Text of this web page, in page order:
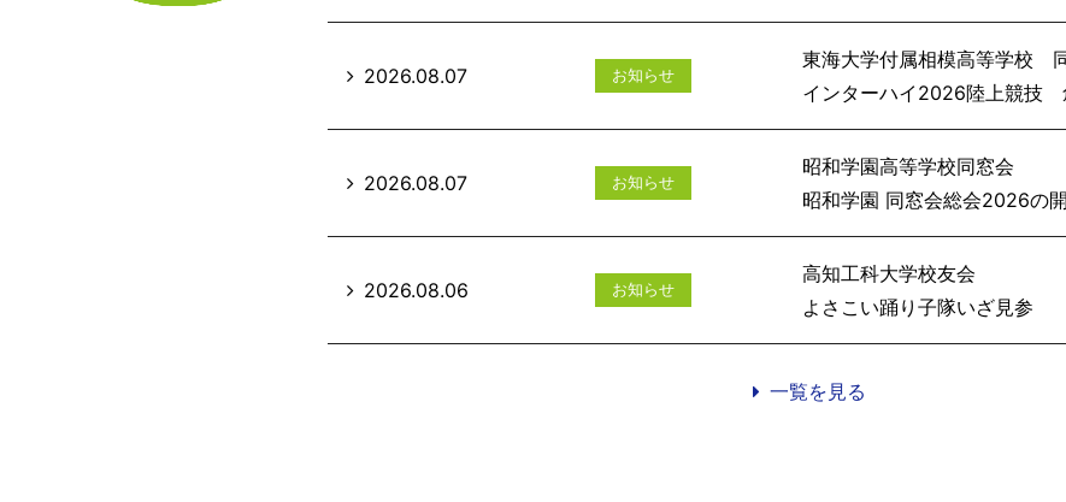
2026.08.07 お知らせ
東海大学付属相模高等学校
インターハイ2026陸上
2026.08.07 お知らせ
昭和学園高等学校同窓会
昭和学園 同窓会総
2026.08.06 お知らせ
高知工科大学校友会
よさこい踊
一覧を見る